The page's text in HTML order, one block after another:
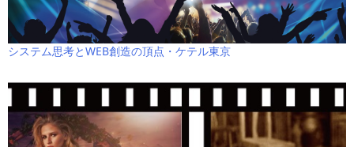
システム思考とWEB創造の頂点・ケテル東京